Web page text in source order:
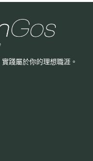
實踐屬於你的理想職涯。